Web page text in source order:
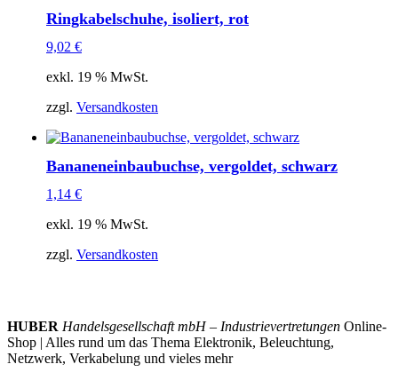
Ringkabelschuhe, isoliert, rot
9,02 €
exkl. 19 % MwSt.
zzgl. Versandkosten
Bananeneinbaubuchse, vergoldet, schwarz
1,14 €
exkl. 19 % MwSt.
zzgl. Versandkosten
HUBER Handelsgesellschaft mbH – Industrievertretungen Online-
Shop | Alles rund um das Thema Elektronik, Beleuchtung,
Netzwerk, Verkabelung und vieles mehr